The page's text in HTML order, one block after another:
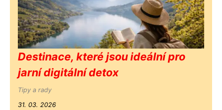
Destinace, které jsou ideální pro
jarní digitální detox
Tipy a rady
31. 03. 2026